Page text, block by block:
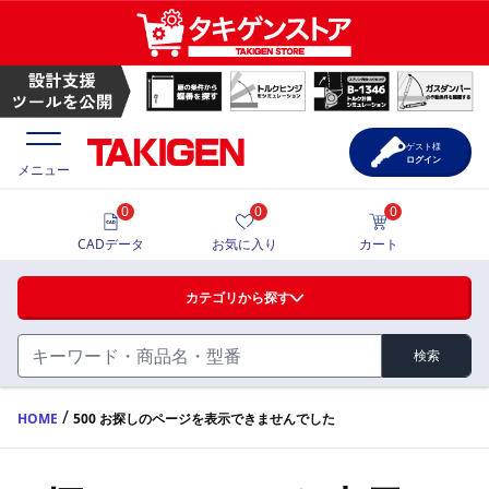
ハンドル・取手・つまみ・周辺機器
FA・A
蝶番・ステー・周辺機器
価格一覧
製品カタログ
メニュー
カテゴリから探す
検索
0
CADデータ
0
お気に入り
0
カート
ゲスト様
ログイン
HOME / 500 お探しのページを表示できませんでした